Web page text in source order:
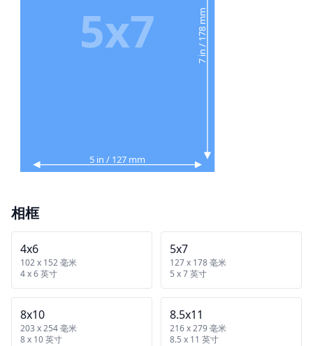
5 in / 127 mm
7 in / 178 mm
5x7
相框
4x6
102 x 152 毫米
4 x 6 英寸
5x7
127 x 178 毫米
5 x 7 英寸
8x10
203 x 254 毫米
8 x 10 英寸
8.5x11
216 x 279 毫米
8.5 x 11 英寸